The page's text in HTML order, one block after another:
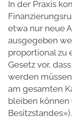
In der Praxis
etwa nur neue
ausgegeben
proportional zu
Gesetz vor,
werden
am gesamten
bleiben
Besitzstandes»).